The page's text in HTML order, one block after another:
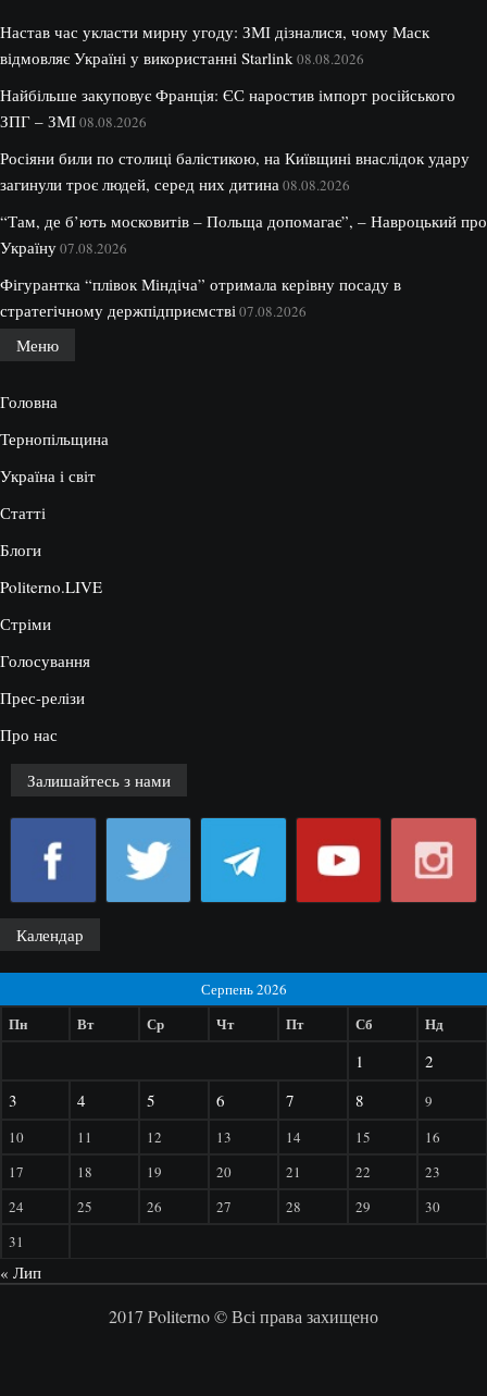
Настав час укласти мирну угоду: ЗМІ дізналися, чому Маск
відмовляє Україні у використанні Starlink 08.08.2026
Найбільше закуповує Франція: ЄС наростив імпорт російського
ЗПГ – ЗМІ08.08.2026
Росіяни били по столиці балістикою, на Київщині внаслідок удару
загинули троє людей, серед них дитина 08.08.2026
“Там, де б’ють московитів – Польща допомагає”, – Навроцький про
Україну07.08.2026
Фігурантка “плівок Міндіча” отримала керівну посаду в
стратегічному держпідприємстві 07.08.2026
Меню
Головна
Тернопільщина
Україна і світ
Статті
Блоги
Politerno.LIVE
Стріми
Голосування
Прес-релізи
Про нас
Залишайтесь з нами
Календар
Серпень 2026
Пн Вт Ср Чт Пт Сб Нд
1
2
3
4 5 6 7 8
9
10
11 12 13 14 15
16
17
18 19 20 21 22
23
24
25 26 27 28 29
30
31
« Лип
2017 Politerno © Всі права захищено